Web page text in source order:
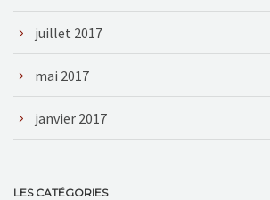
juillet 2017
mai 2017
janvier 2017
LES CATÉGORIES